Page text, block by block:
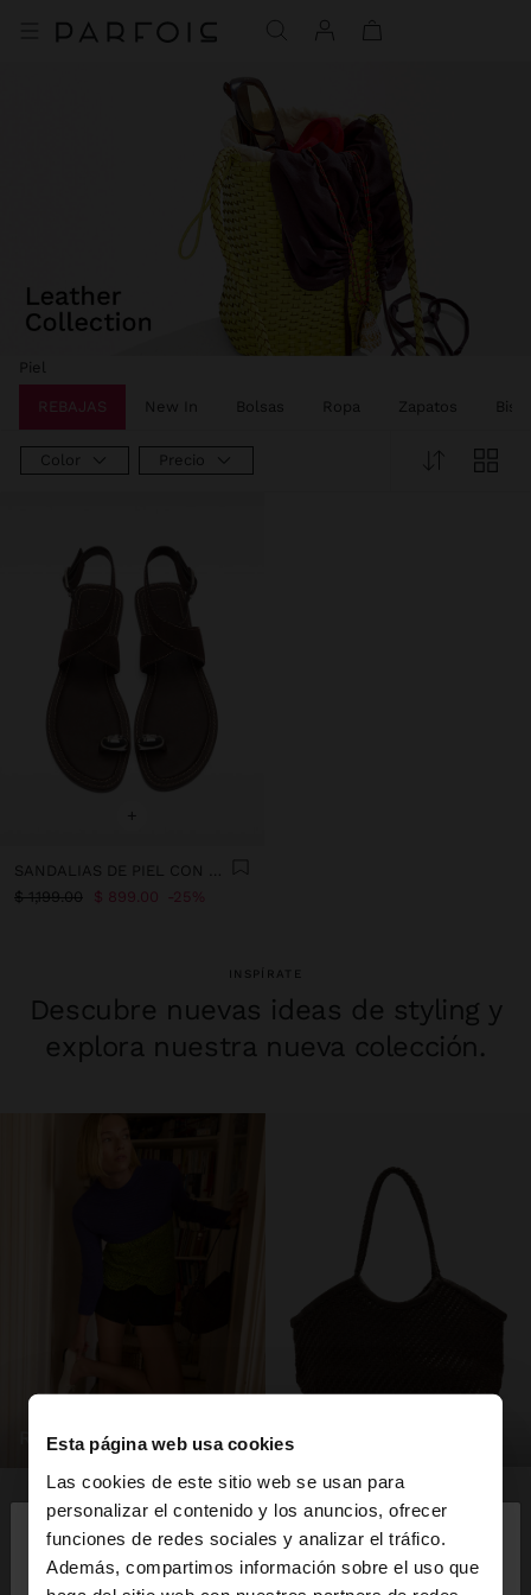
Esta página web usa cookies
Las cookies de este sitio web se usan para
personalizar el contenido y los anuncios, ofrecer
funciones de redes sociales y analizar el tráfico.
Además, compartimos información sobre el uso que
hola
Piel
REBAJAS New In Bolsas Ropa Zapatos
Color Precio
+
SANDALIAS DE PIEL CON DETALLE METÁLICO
$ 1,199.00 $ 899.00 25%
INSPÍRATE
Descubre nuevas ideas de styling y
explora nuestra nueva colección.
ropa